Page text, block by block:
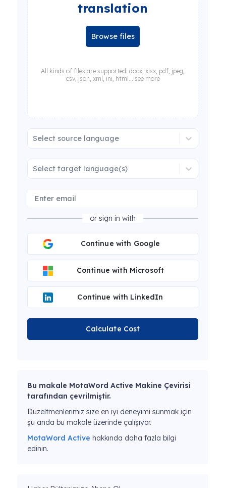
translation
Browse files
All kinds of files are supported: docx, xlsx, pdf, jpeg,
csv, json, xml, ini, html... see more
Select source language
Select target language(s)
or sign in with
Continue with Google
Continue with Microsoft
Continue with LinkedIn
Calculate Cost
Bu makale MotaWord Active Makine Çevirisi
tarafından çevrilmiştir.
Düzeltmenlerimiz size en iyi deneyimi sunmak için
şu anda bu makale üzerinde çalışıyor.
MotaWord Active hakkında daha fazla bilgi
edinin.